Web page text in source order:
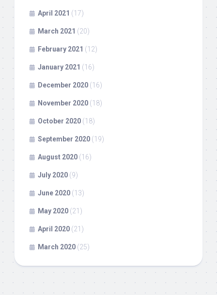
April 2021 (17)
March 2021 (20)
February 2021 (12)
January 2021 (16)
December 2020 (16)
November 2020 (18)
October 2020 (18)
September 2020 (19)
August 2020 (16)
July 2020 (9)
June 2020 (13)
May 2020 (21)
April 2020 (21)
March 2020 (25)